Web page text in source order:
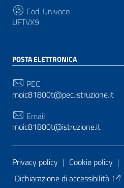
Cod. Univoco
UFTVX9
POSTA ELETTRONICA
PEC
moic81800t@pec.istruzione.it
Email
moic81800t@istruzione.it
Sezione Link Utili
Privacy policy | Cookie policy |
Dichiarazione di accessibilità